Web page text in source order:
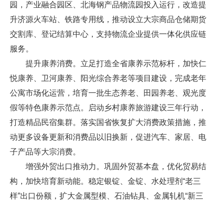
园，产业融合园区、北海钢产品物流园投入运行，改造提
升济源火车站、铁路专用线，推动设立大宗商品仓储期货
交割库、登记结算中心，支持物流企业提供一体化供应链
服务。
提升康养消费。立足打造全省康养示范标杆，加快仁
悦康养、卫河康养、阳光综合养老等项目建设，完成老年
公寓市场化运营，培育一批生态养老、田园养老、观光度
假等特色康养示范点。启动乡村康养旅游建设三年行动，
打造精品民宿集群。落实国省恢复扩大消费政策措施，推
动更多设备更新和消费品以旧换新，促进汽车、家居、电
子产品等大宗消费。
增强外贸出口推动力。巩固外贸基本盘，优化贸易结
构，加快培育新动能。稳定银锭、金锭、水处理剂“老三
样”出口份额，扩大金属型模、石油钻具、金属轧机“新三